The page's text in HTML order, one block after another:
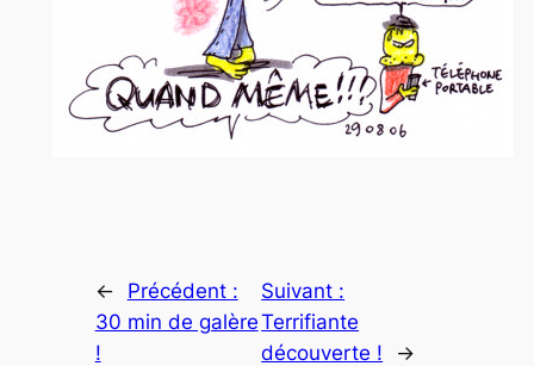
←
Précédent :
30 min de galère
!
Suivant :
Terrifiante
découverte !
→